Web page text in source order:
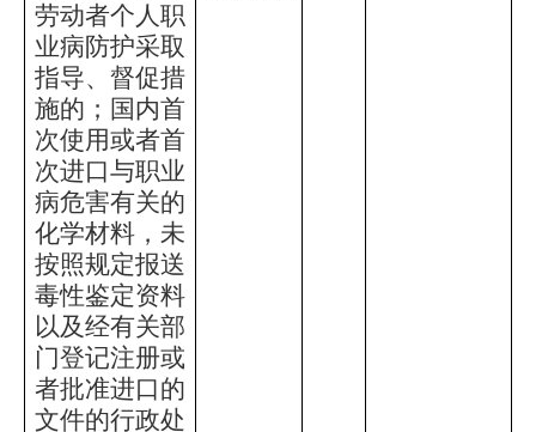
劳动者个人职
业病防护采取
指导、督促措
施的；国内首
次使用或者首
次进口与职业
病危害有关的
化学材料，未
按照规定报送
毒性鉴定资料
以及经有关部
门登记注册或
者批准进口的
文件的行政处